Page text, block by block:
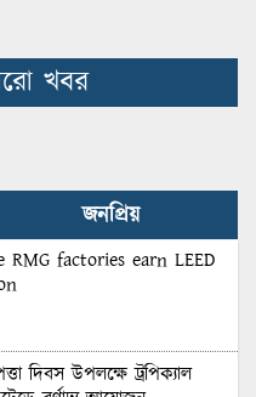
খবর
জনপ্রিয়
RMG factories earn LEED
দিবস উপলক্ষে ট্রপিক্যাল